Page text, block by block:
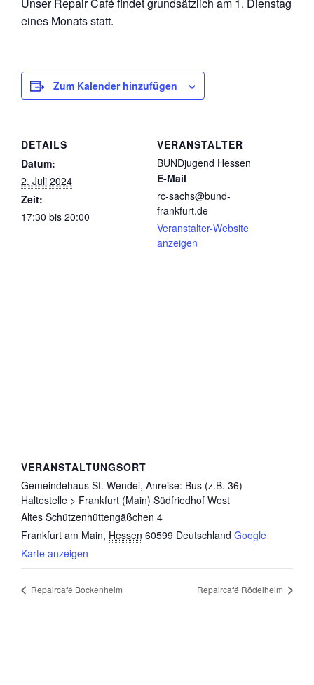
Unser Repair Café findet grundsätzlich am 1. Dienstag
eines Monats statt.
Zum Kalender hinzufügen
DETAILS
Datum:
2. Juli 2024
Zeit:
17:30 bis 20:00
VERANSTALTER
BUNDjugend Hessen
E-Mail
rc-sachs@bund-
frankfurt.de
Veranstalter-Website
anzeigen
VERANSTALTUNGSORT
Gemeindehaus St. Wendel, Anreise: Bus (z.B. 36)
Haltestelle > Frankfurt (Main) Südfriedhof West
Altes Schützenhüttengäßchen 4
Frankfurt am Main, Hessen 60599 Deutschland Google
Karte anzeigen
Repaircafé Bockenheim Repaircafé Rödelheim